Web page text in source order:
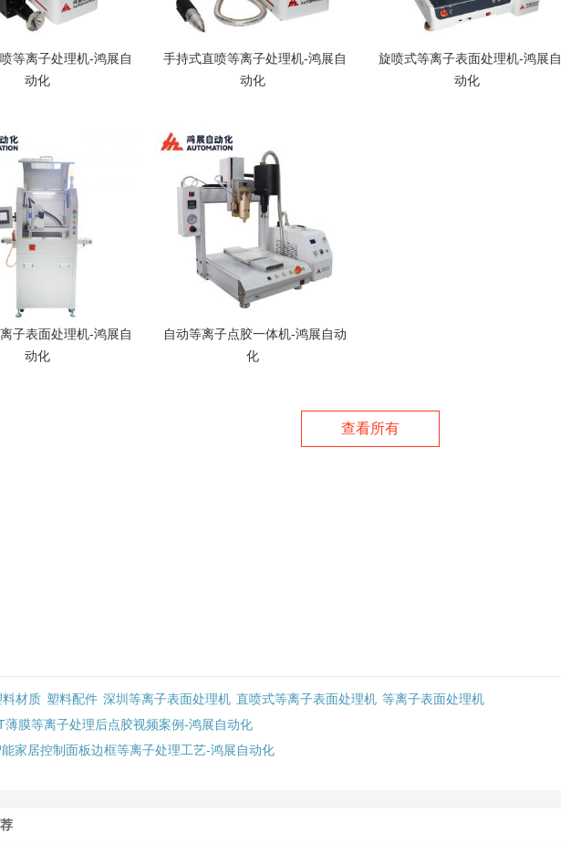
等离子处理机-鸿展自
动化
手持式直喷等离子处理机-鸿展自
动化
旋喷式等离子表面处理机-鸿展自
动化
子表面处理机-鸿展自
动化
自动等离子点胶一体机-鸿展自动
化
查看所有
材质 塑料配件 深圳等离子表面处理机 直喷式等离子表面处理机 等离子表面处理机
薄膜等离子处理后点胶视频案例-鸿展自动化
家居控制面板边框等离子处理工艺-鸿展自动化